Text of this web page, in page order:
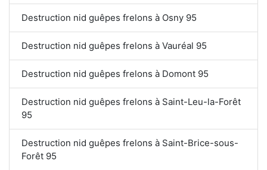
Destruction nid guêpes frelons à Osny 95
Destruction nid guêpes frelons à Vauréal 95
Destruction nid guêpes frelons à Domont 95
Destruction nid guêpes frelons à Saint-Leu-la-Forêt
95
Destruction nid guêpes frelons à Saint-Brice-sous-
Forêt 95